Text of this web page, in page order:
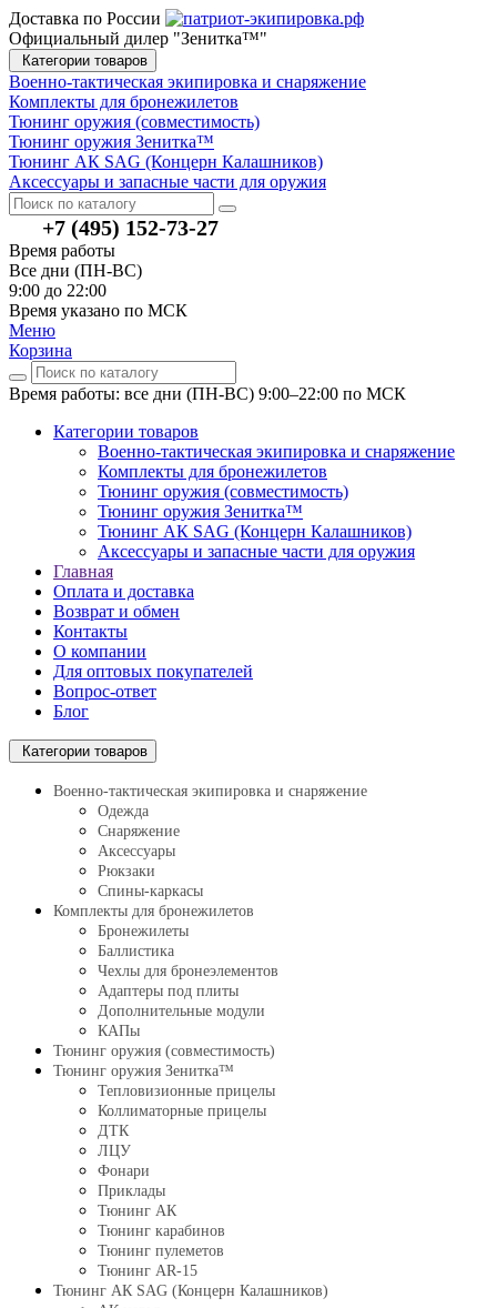
Доставка по России
Официальный дилер "Зенитка™"
Категории товаров
Военно-тактическая экипировка и снаряжение
Комплекты для бронежилетов
Тюнинг оружия (совместимость)
Тюнинг оружия Зенитка™
Тюнинг АК SAG (Концерн Калашников)
Аксессуары и запасные части для оружия
+7 (495) 152-73-27
Время работы
Все дни (ПН-ВС)
9:00 до 22:00
Время указано по МСК
Меню
Корзина
Время работы: все дни (ПН-ВС) 9:00–22:00 по МСК
Категории товаров
Военно-тактическая экипировка и снаряжение
Комплекты для бронежилетов
Тюнинг оружия (совместимость)
Тюнинг оружия Зенитка™
Тюнинг АК SAG (Концерн Калашников)
Аксессуары и запасные части для оружия
Главная
Оплата и доставка
Возврат и обмен
Контакты
О компании
Для оптовых покупателей
Вопрос-ответ
Блог
Категории товаров
Военно-тактическая экипировка и снаряжение
Одежда
Снаряжение
Аксессуары
Рюкзаки
Спины-каркасы
Комплекты для бронежилетов
Бронежилеты
Баллистика
Чехлы для бронеэлементов
Адаптеры под плиты
Дополнительные модули
КАПы
Тюнинг оружия (совместимость)
Тюнинг оружия Зенитка™
Тепловизионные прицелы
Коллиматорные прицелы
ДТК
ЛЦУ
Фонари
Приклады
Тюнинг АК
Тюнинг карабинов
Тюнинг пулеметов
Тюнинг AR-15
Тюнинг АК SAG (Концерн Калашников)